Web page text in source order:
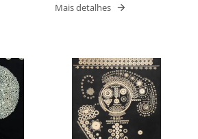
Mais detalhes